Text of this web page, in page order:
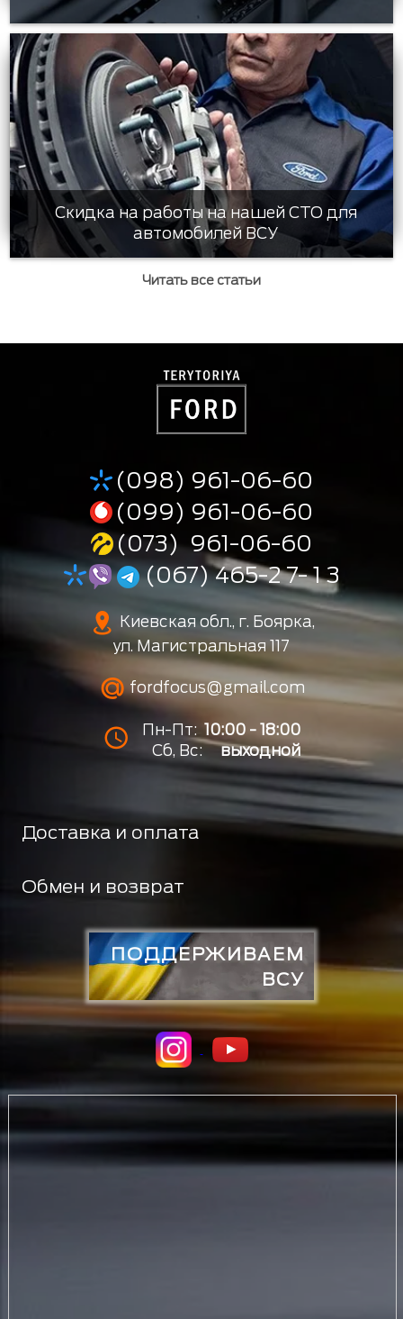
Скидка на работы на нашей СТО для
автомобилей ВСУ
Читать все статьи
(098) 961-06-60
(099) 961-06-60
(073) 961-06-60
(067) 465-2 7- 1 3
Киевская обл., г. Боярка,
ул. Магистральная 117
fordfocus@gmail.com
Пн-Пт: 10:00 - 18:00
Сб, Вс:
выходной
Доставка и оплата
Обмен и возврат
ПОДДЕРЖИВАЕМ
ВСУ